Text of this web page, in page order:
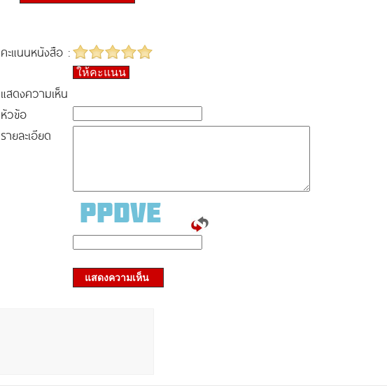
คะแนนหนังสือ :
ให้คะแนน
แสดงความเห็น
หัวข้อ
รายละเอียด
แสดงความเห็น